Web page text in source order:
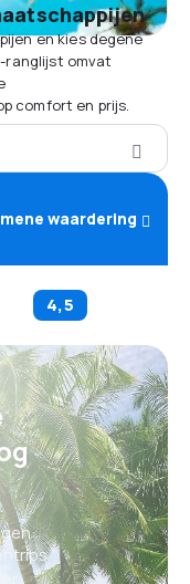
en kies degene
ranglijst omvat
comfort en prijs.
waardering
4,5